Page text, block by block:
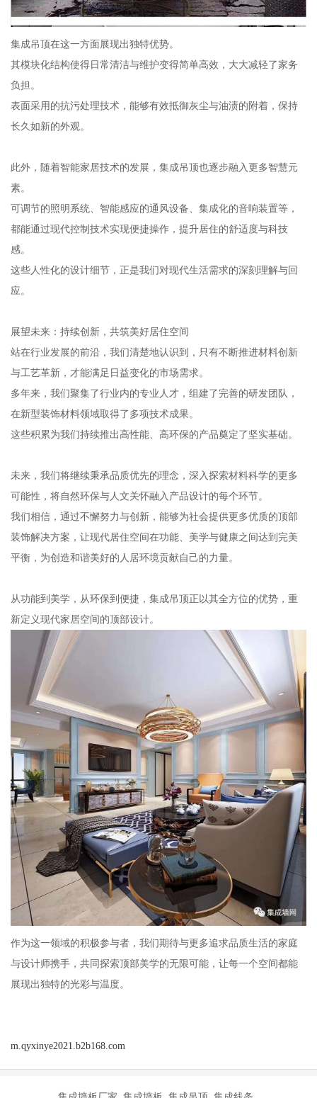
集成吊顶在这一方面展现出独特优势。
其模块化结构使得日常清洁与维护变得简单高效，大大减轻了家务
负担。
表面采用的抗污处理技术，能够有效抵御灰尘与油渍的附着，保持
长久如新的外观。
此外，随着智能家居技术的发展，集成吊顶也逐步融入更多智慧元
素。
可调节的照明系统、智能感应的通风设备、集成化的音响装置等，
都能通过现代控制技术实现便捷操作，提升居住的舒适度与科技
感。
这些人性化的设计细节，正是我们对现代生活需求的深刻理解与回
应。
展望未来：持续创新，共筑美好居住空间
站在行业发展的前沿，我们清楚地认识到，只有不断推进材料创新
与工艺革新，才能满足日益变化的市场需求。
多年来，我们聚集了行业内的专业人才，组建了完善的研发团队，
在新型装饰材料领域取得了多项技术成果。
这些积累为我们持续推出高性能、高环保的产品奠定了坚实基础。
未来，我们将继续秉承品质优先的理念，深入探索材料科学的更多
可能性，将自然环保与人文关怀融入产品设计的每个环节。
我们相信，通过不懈努力与创新，能够为社会提供更多优质的顶部
装饰解决方案，让现代居住空间在功能、美学与健康之间达到完美
平衡，为创造和谐美好的人居环境贡献自己的力量。
从功能到美学，从环保到便捷，集成吊顶正以其全方位的优势，重
新定义现代家居空间的顶部设计。
作为这一领域的积极参与者，我们期待与更多追求品质生活的家庭
与设计师携手，共同探索顶部美学的无限可能，让每一个空间都能
展现出独特的光彩与温度。
m.qyxinye2021.b2b168.com